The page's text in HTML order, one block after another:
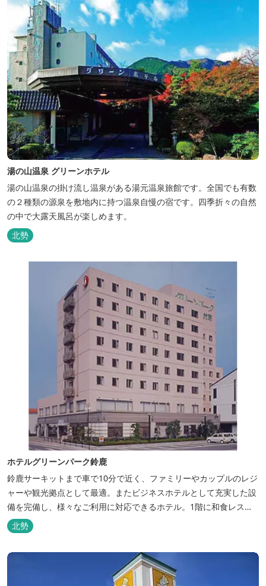
湯の山温泉 グリーンホテル
湯の山温泉の掛け流し温泉がある湯元温泉旅館です。全国でも有数
の２種類の源泉を敷地内に持つ温泉自慢の宿です。四季折々の自然
の中で大露天風呂が楽しめます。
北勢
ホテルグリーンパーク鈴鹿
鈴鹿サーキットまで車で10分で近く、ファミリーやカップルのレジ
ャーや観光拠点として最適。またビジネスホテルとして充実した設
備を完備し、様々なご利用に対応できるホテル。1階に和食レスト
ランみやびを併設。
北勢